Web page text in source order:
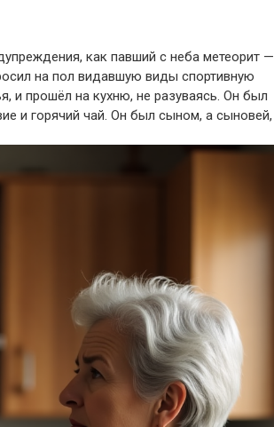
как павший с неба метеорит —
на пол видавшую виды спортивную
и прошёл на кухню, не разуваясь. Он был
и горячий чай. Он был сыном, а сыновей,